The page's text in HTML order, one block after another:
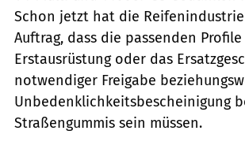
Schon jetzt hat die
Auftrag, dass die passenden
Erstausrüstung oder das
notwendiger Freigabe
Unbedenklichkeitsbescheinigung
Straßengummis sein müssen.